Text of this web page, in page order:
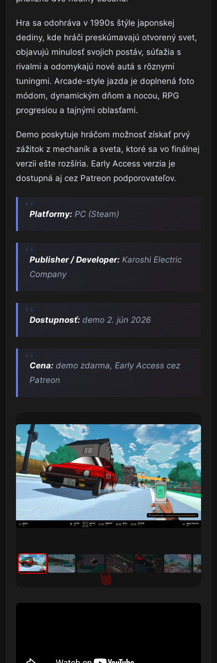
Hra sa odohráva v 1990s štýle japonskej
dediny, kde hráči preskúmavajú otvorený svet,
objavujú minulosť svojich postáv, súťažia s
rivalmi a odomykajú nové autá s rôznymi
tuningmi. Arcade-style jazda je doplnená foto
módom, dynamickým dňom a nocou, RPG
progresiou a tajnými oblasťami.
Demo poskytuje hráčom možnosť získať prvý
zážitok z mechaník a sveta, ktoré sa vo finálnej
verzii ešte rozšíria. Early Access verzia je
dostupná aj cez Patreon podporovateľov.
Platformy: PC (Steam)
Publisher / Developer: Karoshi Electric
Company
Dostupnosť: demo 2. jún 2026
Cena: demo zdarma, Early Access cez
Patreon